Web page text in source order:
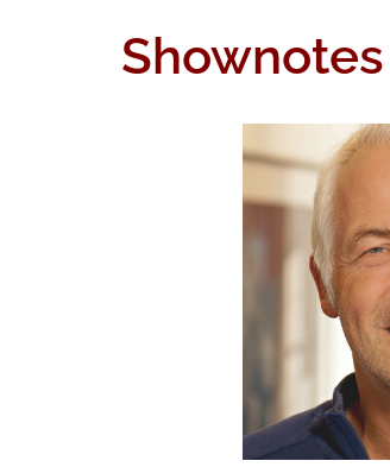
Shownotes